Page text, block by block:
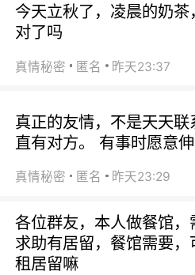
今天立秋了，凌晨的奶
对了吗
真情秘密 匿名 昨天23:37
真正的友情，不是天天
直有对方。 有事时愿意
真情秘密 匿名 昨天23:29
各位群友，本人做餐馆，
求助有居留，餐馆需要，
租居留嘛